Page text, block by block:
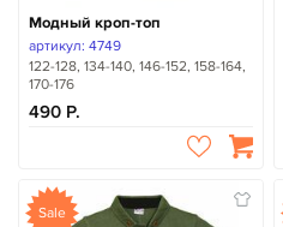
Модный кроп-топ
артикул: 4749
122-128, 134-140, 146-152, 158-164,
170-176
490
Sale